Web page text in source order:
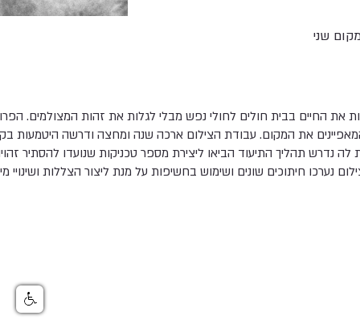
שני
את החיים בבית חולים לחולי נפש מבלי לגלות את זהות המצולמים.
המאפיינים את המקום. עבודת הצילום ארכה שנה ומחצה ודרשה היטמעות
נדרש תהליך התיעוד הביאו ליצירת מספר טכניקות שנועדו להסתיר
נערכו חיתוכים שונים ושימוש בחשיפות על מנת ליצור הצללות ושינויי